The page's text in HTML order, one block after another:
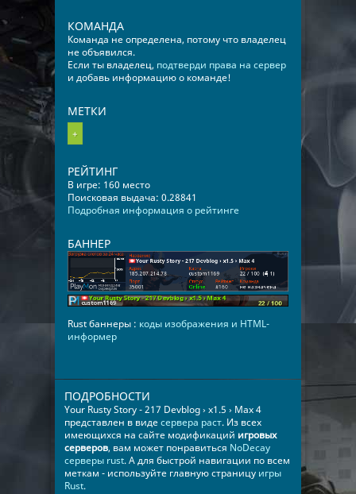
КОМАНДА
Команда не определена, потому что владелец
не объявился.
Если ты владелец, подтверди права на сервер
и добавь информацию о команде!
МЕТКИ
+
РЕЙТИНГ
В игре: 160 место
Поисковая выдача: 0.28841
Подробная информация о рейтинге
БАННЕР
Rust баннеры : коды изображения и HTML-
информер
ПОДРОБНОСТИ
Your Rusty Story - 217 Devblog › x1.5 › Max 4
представлен в видесервера раст. Из всех
имеющихся на сайте модификаций игровых
серверов, вам может понравиться NoDecay
серверы rust. А для быстрой навигации по всем
меткам - используйте главную страницу игры
Rust.